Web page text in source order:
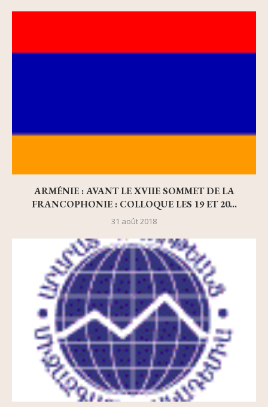
ARMÉNIE : AVANT LE XVIIE SOMMET DE LA
FRANCOPHONIE : COLLOQUE LES 19 ET 20...
31 août 2018